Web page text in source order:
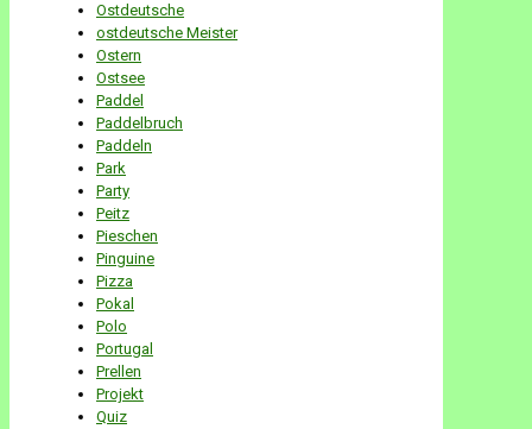
Ostdeutsche
ostdeutsche Meister
Ostern
Ostsee
Paddel
Paddelbruch
Paddeln
Park
Party
Peitz
Pieschen
Pinguine
Pizza
Pokal
Polo
Portugal
Prellen
Projekt
Quiz